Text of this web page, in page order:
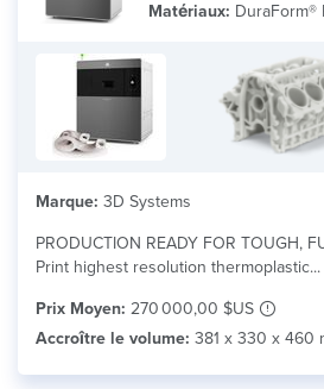
Matériaux: DuraForm®
Marque: 3D Systems
PRODUCTION READY FOR TOUGH,
Print highest resolution thermoplastic...
Prix Moyen: 270 000,00 $US
Accroître le volume: 381 x 330 x 460